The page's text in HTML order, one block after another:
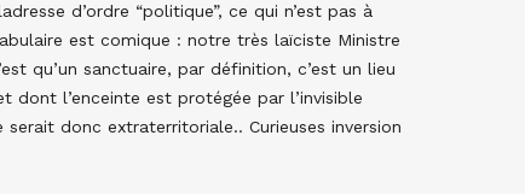
d’ordre “politique”, ce qui n’est pas à
est comique : notre très laïciste Ministre
qu’un sanctuaire, par définition, c’est un lieu
dont l’enceinte est protégée par l’invisible
donc extraterritoriale.. Curieuses inversion